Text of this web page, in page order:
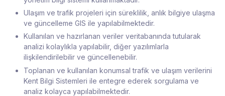
Ulaşım ve trafik projeleri için süreklilik, anlık bilgiye ulaşma
ve güncelleme GIS ile yapılabilmektedir.
Kullanılan ve hazırlanan veriler veritabanında tutularak
analizi kolaylıkla yapılabilir, diğer yazılımlarla
ilişkilendirilebilir ve güncellenebilir.
Toplanan ve kullanılan konumsal trafik ve ulaşım verilerini
Kent Bilgi Sistemleri ile entegre ederek sorgulama ve
analiz kolayca yapılabilmektedir.